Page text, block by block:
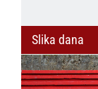
Slika dana